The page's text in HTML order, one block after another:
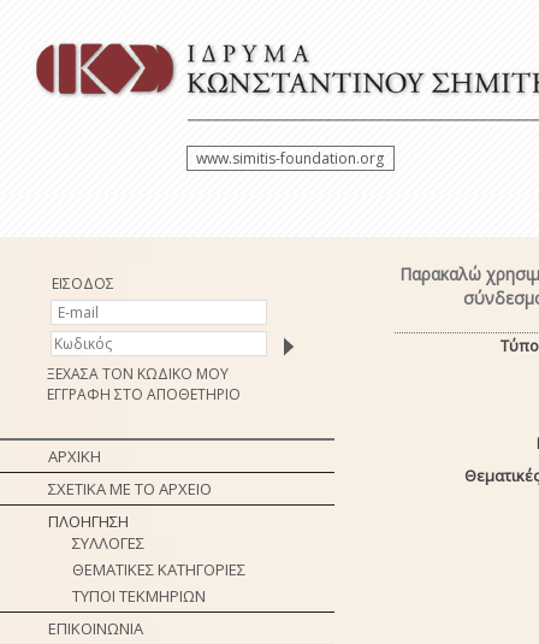
www.simitis-foundation.org
ΕΙΣΟΔΟΣ
ΞΕΧΑΣΑ ΤΟΝ ΚΩΔΙΚΟ ΜΟΥ
ΕΓΓΡΑΦΗ ΣΤΟ ΑΠΟΘΕΤΗΡΙΟ
ΑΡΧΙΚΗ
ΣΧΕΤΙΚΑ ΜΕ ΤΟ ΑΡΧΕΙΟ
ΠΛΟΗΓΗΣΗ
ΣΥΛΛΟΓΕΣ
ΘΕΜΑΤΙΚΕΣ ΚΑΤΗΓΟΡΙΕΣ
ΤΥΠΟΙ ΤΕΚΜΗΡΙΩΝ
ΕΠΙΚΟΙΝΩΝΙΑ
Παρακαλώ